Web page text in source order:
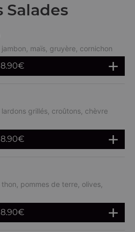
Salades
maïs, gruyère, cornichon
8.90€
grillés, croûtons, chèvre
8.90€
pommes de terre, olives,
8.90€